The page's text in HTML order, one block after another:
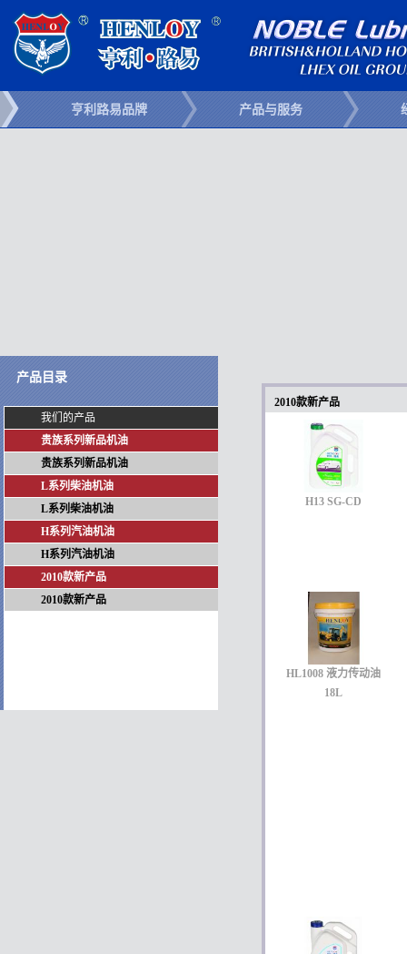
亨利路易品牌 产品与服务
产品目录
我们的产品
贵族系列新品机油
贵族系列新品机油
L系列柴油机油
L系列柴油机油
H系列汽油机油
H系列汽油机油
2010款新产品
2010款新产品
2010款新产品
H13 SG-CD
HL1008 液力传动油
18L